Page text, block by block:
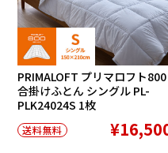
PRIMALOFT プリマロフト800
合掛けふとん シングル PL-
PLK24024S 1枚
送料無料